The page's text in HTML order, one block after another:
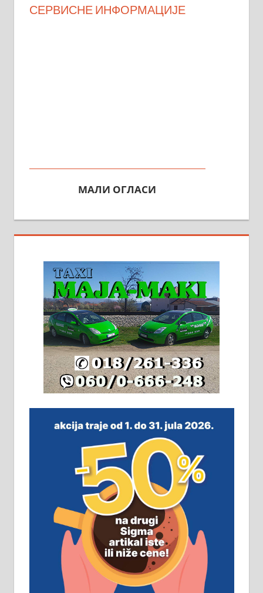
СЕРВИСНЕ ИНФОРМАЦИЈЕ
На продају кућа у Алексинцу,
стамбене целине једна уз другу.
адресе. 063/71-74-023
Издајем комплетно опремљену
халу на Житковачком путу, на
плацу површине око 7 ари.
064/321-80-51; 063/102-35-25
На продају легализована, нова,
незавршена кућа површине 160
м2 са плацем од 8 ари у Зеленом
виру у Алексинцу. Могућа
замена. 064/21-63-584
ПОСЛОВНИ ОГЛАСИ
Рудник и флотација Рудник
д.о.о. Рудник запошљава 20
помоћника рудара. Услови:
Основна школа, пожељно радно
искуство на истим и сличним
пословима, али не и неопходан
услов. Обезбеђен смештај,
превоз, исхрана. 032/57-41-122 –
локал 22